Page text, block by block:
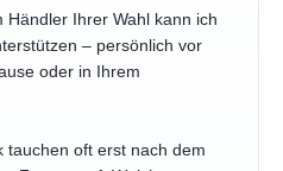
Händler Ihrer Wahl kann ich
– persönlich vor
oder in Ihrem
tauchen oft erst nach dem